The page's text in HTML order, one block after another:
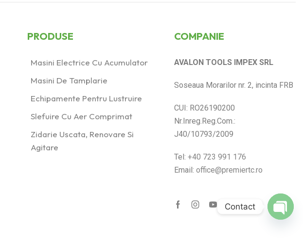
PRODUSE
Masini Electrice Cu Acumulator
Masini De Tamplarie
Echipamente Pentru Lustruire
Slefuire Cu Aer Comprimat
Zidarie Uscata, Renovare Si
Agitare
COMPANIE
AVALON TOOLS IMPEX SRL
Soseaua Morarilor nr. 2, incinta FRB
CUI: RO26190200
Nr.Inreg.Reg.Com.:
J40/10793/2009
Tel:+40 723 991 176
Email:office@premiertc.ro
Contact